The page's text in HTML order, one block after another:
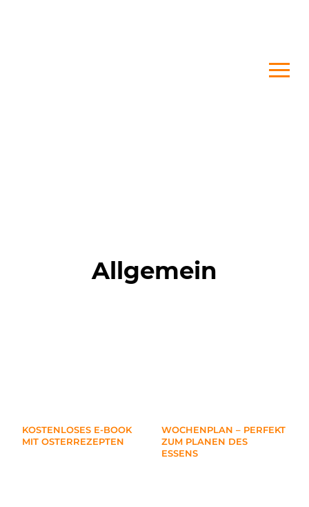
Allgemein
KOSTENLOSES E-BOOK
MIT OSTERREZEPTEN
WOCHENPLAN – PERFEKT
ZUM PLANEN DES
ESSENS